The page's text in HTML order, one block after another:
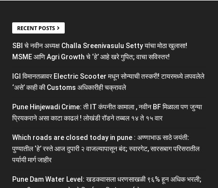
RECENT POSTS
SBI चे नवीन अध्यक्ष Challa Sreenivasulu Setty यांचा मोठा खुलासा!
MSME आणि Agri Growth चे ‘हे’ आहे खरे गुपित; वाचा सविस्तर!
IGI विमानतळावर Electric Scooter मधून सोन्याची तस्करी! टायरमध्ये लपवलेले
‘असे’ काही की Customs अधिकारीही चक्रावले
Pune Hinjewadi Crime: ती IT कंपनीत कामाला , नवीन BF मिळाला पण जुन्या
प्रियकराने असा काटा काढलं ! लोखंडी रॉडने तब्बल १४ ते १५ वार
Which roads are closed today in pune : अण्णाभाऊ साठे जयंती:
पुण्यातील ‘हे’ रस्ते आज दुपारी २ वाजल्यापासून बंद; स्वारगेट, सारसबाग परिसरातील
पर्यायी मार्ग जाहीर
Pune Dam Water Level: खडकवासला धरणसाखळी ९६% हून अधिक भरली;